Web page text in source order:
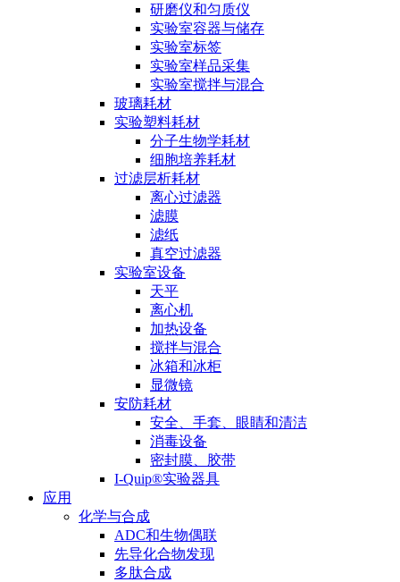
研磨仪和匀质仪
实验室容器与储存
实验室标签
实验室样品采集
实验室搅拌与混合
玻璃耗材
实验塑料耗材
分子生物学耗材
细胞培养耗材
过滤层析耗材
离心过滤器
滤膜
滤纸
真空过滤器
实验室设备
天平
离心机
加热设备
搅拌与混合
冰箱和冰柜
显微镜
安防耗材
安全、手套、眼睛和清洁
消毒设备
密封膜、胶带
I-Quip®️实验器具
应用
化学与合成
ADC和生物偶联
先导化合物发现
多肽合成